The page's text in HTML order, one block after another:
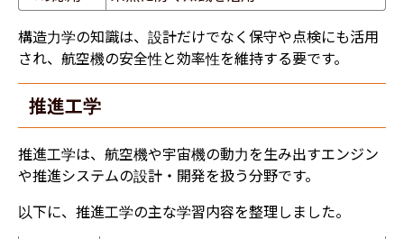
構造力学の知識は、設計だけでなく保守や点検にも活用
され、航空機の安全性と効率性を維持する要です。
推進工学
推進工学は、航空機や宇宙機の動力を生み出すエンジン
や推進システムの設計・開発を扱う分野です。
以下に、推進工学の主な学習内容を整理しました。